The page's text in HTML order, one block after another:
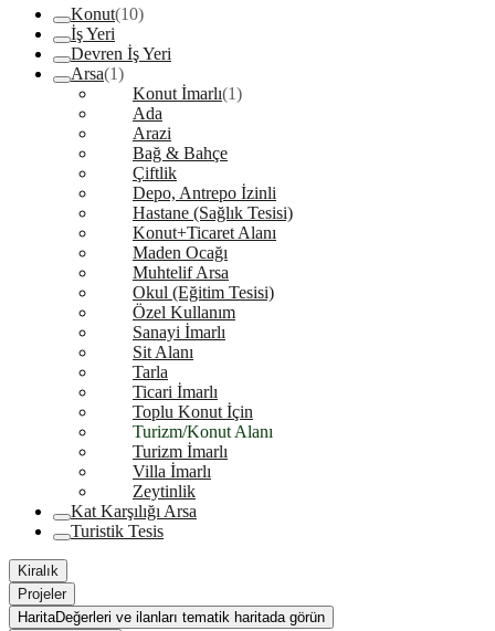
Konut(10)
İş Yeri
Devren İş Yeri
Arsa(1)
Konut İmarlı(1)
Ada
Arazi
Bağ & Bahçe
Çiftlik
Depo, Antrepo İzinli
Hastane (Sağlık Tesisi)
Konut+Ticaret Alanı
Maden Ocağı
Muhtelif Arsa
Okul (Eğitim Tesisi)
Özel Kullanım
Sanayi İmarlı
Sit Alanı
Tarla
Ticari İmarlı
Toplu Konut İçin
Turizm/Konut Alanı
Turizm İmarlı
Villa İmarlı
Zeytinlik
Kat Karşılığı Arsa
Turistik Tesis
Kiralık
Projeler
HaritaDeğerleri ve ilanları tematik haritada görün